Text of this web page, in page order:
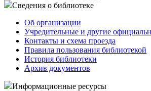
Сведения о библиотеке
Об организации
Учредительные и другие
Контакты и схема проезда
Правила пользования библиотекой
История библиотеки
Архив документов
Информационные ресурсы